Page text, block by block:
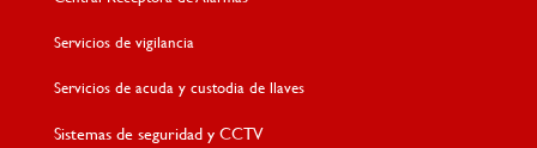
Servicios de vigilancia
Servicios de acuda y custodia de llaves
Sistemas de seguridad y CCTV